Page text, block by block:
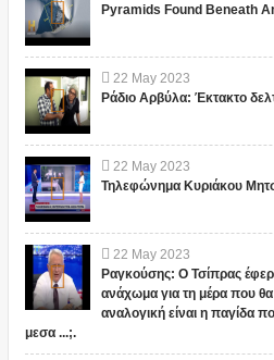
Pyramids Found Beneath
22 May 2023
Ράδιο Αρβύλα: Έκτακτο
22 May 2023
Τηλεφώνημα Κυριάκου
22 May 2023
Ραγκούσης: Ο Τσίπρας
ανάχωμα για τη μέρα που
αναλογική είναι η παγίδα
μεσα ...;.